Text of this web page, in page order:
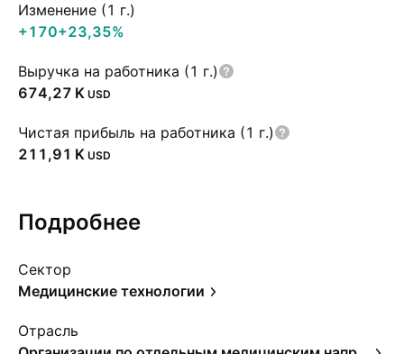
Изменение (1 г.)
+170+23,35%
Выручка на работника (1 г.)
‪674,27 K‬ USD
Чистая прибыль на работника (1 г.)
‪211,91 K‬ USD
Подробнее
Сектор
Медицинские технологии
Отрасль